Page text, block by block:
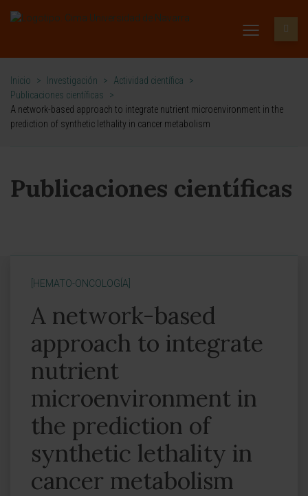
Inicio > Investigación > Actividad científica
>
Publicaciones científicas
>
A network-based approach to integrate nutrient microenvironment in the
prediction of synthetic lethality in cancer metabolism
Publicaciones científicas
[HEMATO-ONCOLOGÍA]
A network-based
approach to integrate
nutrient
microenvironment in
the prediction of
synthetic lethality in
cancer metabolism